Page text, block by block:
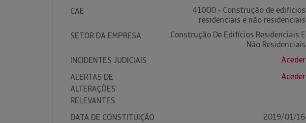
CAE
41000 - Construção de edifícios
residenciais e não residenciais
SETOR DA EMPRESA
Construção De Edifícios Residenciais E
Não Residenciais
INCIDENTES JUDICIAIS
Aceder
ALERTAS DE
ALTERAÇÕES
RELEVANTES
Aceder
DATA DE CONSTITUIÇÃO 2019/01/16